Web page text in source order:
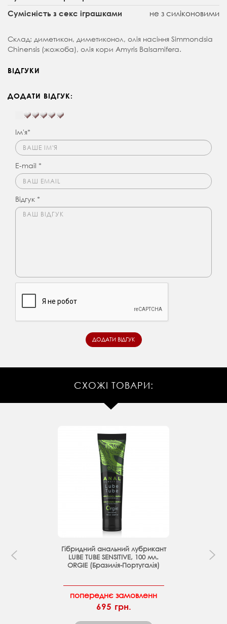
Сумісність з секс іграшками не з силіконовими
Склад: диметикон, диметиконол, олія насіння Simmondsia
Chinensis (жожоба), олія кори Amyris Balsamifera.
ВІДГУКИ
ДОДАТИ ВІДГУК:
Ім'я*
E-mail *
Відгук *
СХОЖІ ТОВАРИ:
Гібридний анальний лубрикант
LUBE TUBE SENSITIVE, 100 мл.
ORGIE (Бразилія-Португалія)
попереднє замовленн
695 грн.